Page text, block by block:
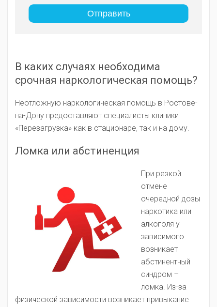
В каких случаях необходима
срочная наркологическая помощь?
Неотложную наркологическая помощь в Ростове-
на-Дону предоставляют специалисты клиники
«Перезагрузка» как в стационаре, так и на дому.
Ломка или абстиненция
При резкой
отмене
очередной дозы
наркотика или
алкоголя у
зависимого
возникает
абстинентный
синдром –
ломка. Из-за
физической зависимости возникает привыкание